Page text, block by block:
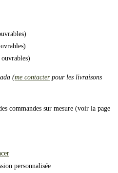
(me contacterpour les livraisons
commandes sur mesure (voir la page
personnalisée